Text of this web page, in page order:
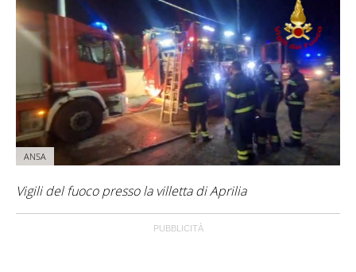
ANSA
Vigili del fuoco presso la villetta di Aprilia